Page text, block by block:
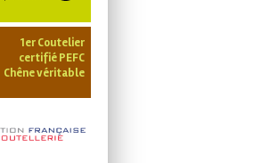
1er Coutelier
certifié PEFC
Chêne véritable